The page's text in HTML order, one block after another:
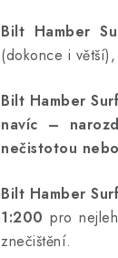
Bilt Hamber
(dokonce i
Bilt Hamber
navíc –
nečistotou
Bilt Hamber
1:200 pro
znečištění.